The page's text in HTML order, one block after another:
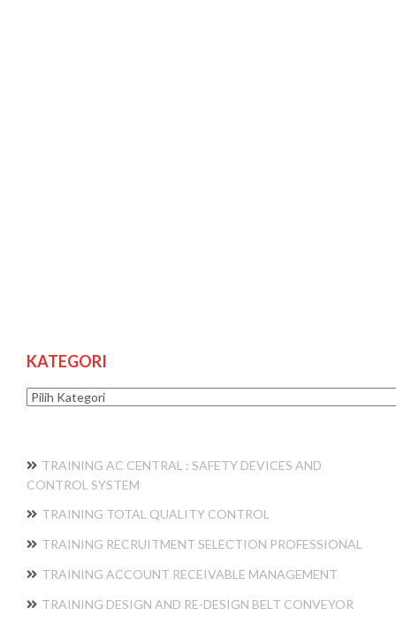
KATEGORI
Kategori
TRAINING AC CENTRAL : SAFETY DEVICES AND
CONTROL SYSTEM
TRAINING TOTAL QUALITY CONTROL
TRAINING RECRUITMENT SELECTION PROFESSIONAL
TRAINING ACCOUNT RECEIVABLE MANAGEMENT
TRAINING DESIGN AND RE-DESIGN BELT CONVEYOR